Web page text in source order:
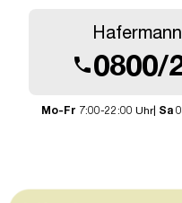
call0800/
Mo-Fr 7:00-22:00 Uhr| Sa